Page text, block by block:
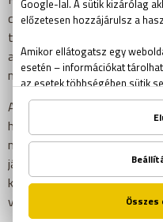
csapat jobban boldogul a
társaságoknak talán
ajánlottak. A jó hír: az Exit
megtalálhatja a számára
A
budapesti
három helyszínén nemcsak
minőségi és élménydús is.
játékok. Ezek világok.
karakterek, akiket magadra
van. Nem csak időre játszol